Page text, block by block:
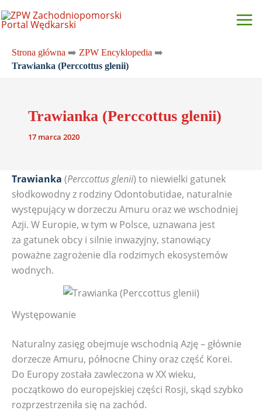
do
Strona główna ➡️ ZPW Encyklopedia ➡️
Trawianka (Perccottus glenii)
Trawianka (Perccottus glenii)
17 marca 2020
Trawianka (Perccottus glenii) to niewielki gatunek
słodkowodny z rodziny Odontobutidae, naturalnie
występujący w dorzeczu Amuru oraz we wschodniej
Azji. W Europie, w tym w Polsce, uznawana jest
za gatunek obcy i silnie inwazyjny, stanowiący
poważne zagrożenie dla rodzimych ekosystemów
wodnych.
Występowanie
Naturalny zasięg obejmuje wschodnią Azję – głównie
dorzecze Amuru, północne Chiny oraz część Korei.
Do Europy została zawleczona w XX wieku,
początkowo do europejskiej części Rosji, skąd szybko
rozprzestrzeniła się na zachód.